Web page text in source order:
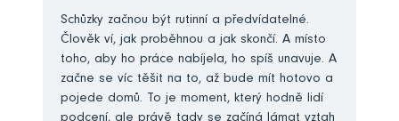
Schůzky začnou být rutinní a předvídatelné.
Člověk ví, jak proběhnou a jak skončí. A místo
toho, aby ho práce nabíjela, ho spíš unavuje. A
začne se víc těšit na to, až bude mít hotovo a
pojede domů. To je moment, který hodně lidí